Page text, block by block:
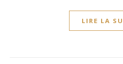
LIRE LA